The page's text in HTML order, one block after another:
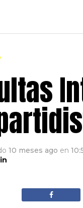
10 meses ago en